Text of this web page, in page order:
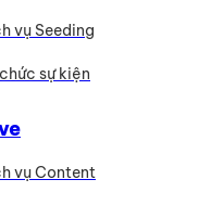
vụ Seeding
sự kiện
vụ Content